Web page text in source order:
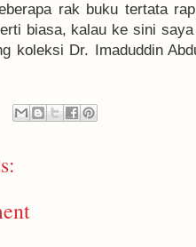
rak buku tertata
biasa, kalau ke sini
koleksi Dr. Imaduddin